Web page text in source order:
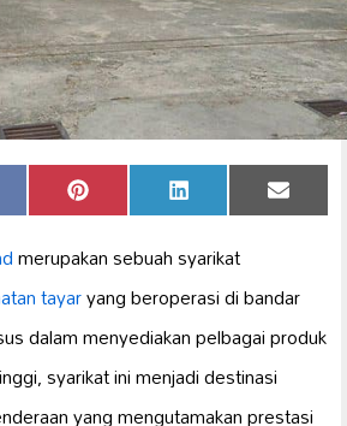
Share
on
Pinterest Share
on
LinkedIn Share
on
Email
merupakan sebuah syarikat
tayaryang beroperasi di bandar
dalam menyediakan pelbagai produk
syarikat ini menjadi destinasi
yang mengutamakan prestasi